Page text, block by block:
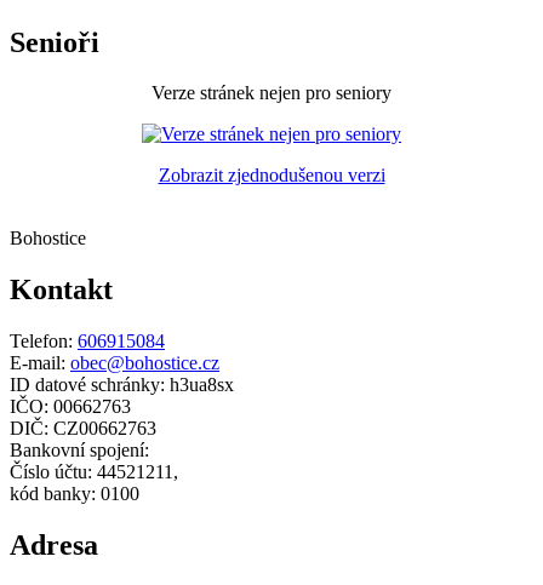
Senioři
Verze stránek nejen pro seniory
Zobrazit zjednodušenou verzi
Bohostice
Kontakt
Telefon: 606915084
E-mail: obec@bohostice.cz
ID datové schránky: h3ua8sx
IČO: 00662763
DIČ: CZ00662763
Bankovní spojení:
Číslo účtu: 44521211,
kód banky: 0100
Adresa